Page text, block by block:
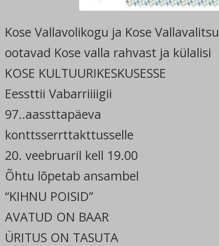
Kose Vallavolikogu ja Kose
ootavad Kose valla rahvast ja külalisi
KOSE KULTUURIKESKUSESSE
Eessttii Vabarriiiigii
97..aassttapäeva
konttsserrttakttusselle
20. veebruaril kell 19.00
Õhtu lõpetab ansambel
“KIHNU POISID”
AVATUD ON BAAR
ÜRITUS ON TASUTA